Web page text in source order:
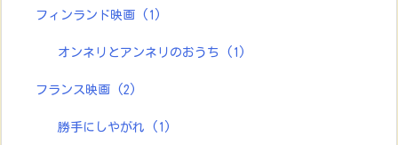
フィンランド映画 (1)
オンネリとアンネリのおうち (1)
フランス映画 (2)
勝手にしやがれ (1)